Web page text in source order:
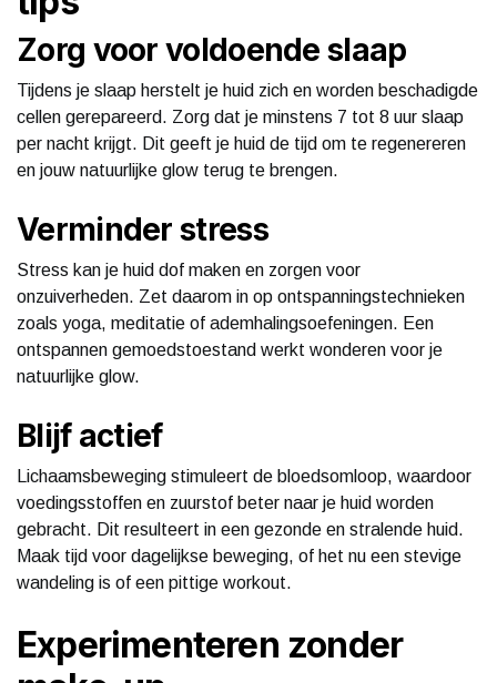
Zorg voor voldoende slaap
Tijdens je slaap herstelt je huid zich en worden beschadigde
cellen gerepareerd. Zorg dat je minstens 7 tot 8 uur slaap
per nacht krijgt. Dit geeft je huid de tijd om te regenereren
en jouw natuurlijke glow terug te brengen.
Verminder stress
Stress kan je huid dof maken en zorgen voor
onzuiverheden. Zet daarom in op ontspanningstechnieken
zoals yoga, meditatie of ademhalingsoefeningen. Een
ontspannen gemoedstoestand werkt wonderen voor je
natuurlijke glow.
Blijf actief
Lichaamsbeweging stimuleert de bloedsomloop, waardoor
voedingsstoffen en zuurstof beter naar je huid worden
gebracht. Dit resulteert in een gezonde en stralende huid.
Maak tijd voor dagelijkse beweging, of het nu een stevige
wandeling is of een pittige workout.
Experimenteren zonder